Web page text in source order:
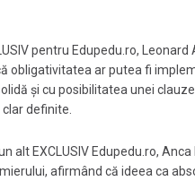
pentru Edupedu.ro,
obligativitatea ar putea fi
și cu posibilitatea unei
definite.
alt EXCLUSIV Edupedu.ro,
afirmând că ideea ca